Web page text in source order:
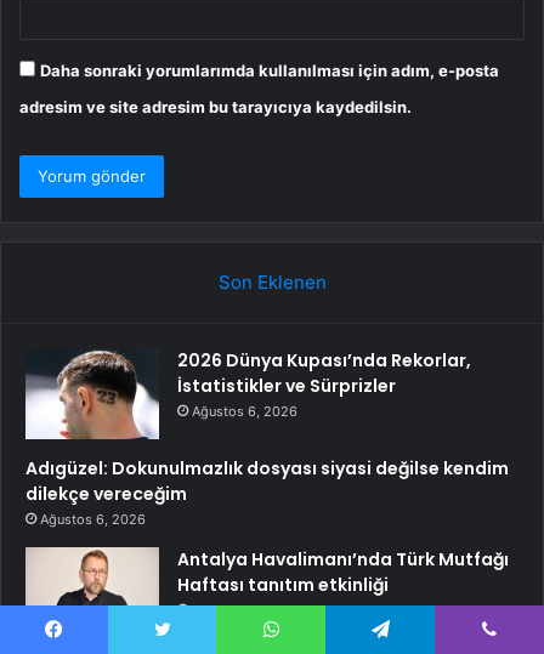
Daha sonraki yorumlarımda kullanılması için adım, e-posta
adresim ve site adresim bu tarayıcıya kaydedilsin.
Son Eklenen
2026 Dünya Kupası’nda Rekorlar,
İstatistikler ve Sürprizler
Ağustos 6, 2026
Adıgüzel: Dokunulmazlık dosyası siyasi değilse kendim
dilekçe vereceğim
Ağustos 6, 2026
Antalya Havalimanı’nda Türk Mutfağı
Haftası tanıtım etkinliği
Ağustos 6, 2026